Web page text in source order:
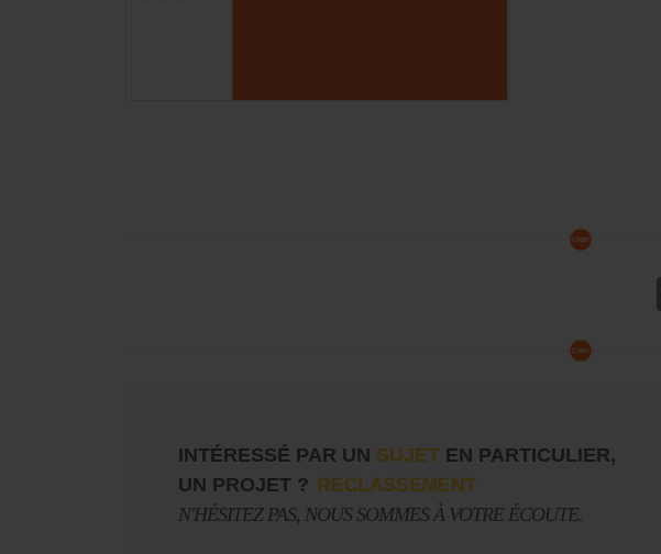
INTÉRESSÉ PAR UN SUJET EN PARTICULIER,
UN PROJET ? RECLASSEMENT
N'HÉSITEZ PAS, NOUS SOMMES À VOTRE ÉCOUTE.